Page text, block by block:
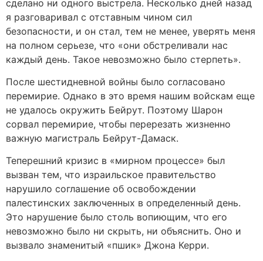
сделано ни одного выстрела. Несколько дней назад
я разговаривал с отставным чином сил
безопасности, и он стал, тем не менее, уверять меня
на полном серьезе, что «они обстреливали нас
каждый день. Такое невозможно было стерпеть».
После шестидневной войны было согласовано
перемирие. Однако в это время нашим войскам еще
не удалось окружить Бейрут. Поэтому Шарон
сорвал перемирие, чтобы перерезать жизненно
важную магистраль Бейрут-Дамаск.
Теперешний кризис в «мирном процессе» был
вызван тем, что израильское правительство
нарушило соглашение об освобождении
палестинских заключенных в определенный день.
Это нарушение было столь вопиющим, что его
невозможно было ни скрыть, ни объяснить. Оно и
вызвало знаменитый «пшик» Джона Керри.